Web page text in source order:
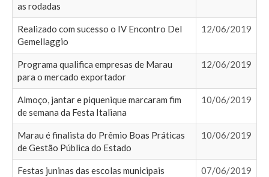
as rodadas
Realizado com sucesso o IV Encontro Del
Gemellaggio
12/06/2019
Programa qualifica empresas de Marau
para o mercado exportador
12/06/2019
Almoço, jantar e piquenique marcaram fim
de semana da Festa Italiana
10/06/2019
Marau é finalista do Prêmio Boas Práticas
de Gestão Pública do Estado
10/06/2019
Festas juninas das escolas municipais
07/06/2019